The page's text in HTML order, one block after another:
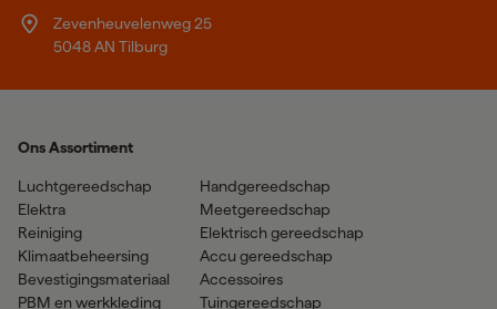
Zevenheuvelenweg 25
5048 AN Tilburg
Ons Assortiment
Luchtgereedschap
Elektra
Reiniging
Klimaatbeheersing
Bevestigingsmateriaal
PBM en werkkleding
Handgereedschap
Meetgereedschap
Elektrisch gereedschap
Accu gereedschap
Accessoires
Tuingereedschap